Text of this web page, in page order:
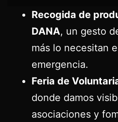
Recogida de
DANA, un gesto
más lo necesitan
emergencia.
Feria de
donde damos
asociaciones y